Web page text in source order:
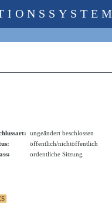
ungeändert beschlossen
öffentlich/nichtöffentlich
ordentliche Sitzung